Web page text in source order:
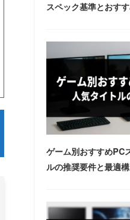
スペック基準とおす
ゲーム別おすすめPC
ルの推奨要件と最適